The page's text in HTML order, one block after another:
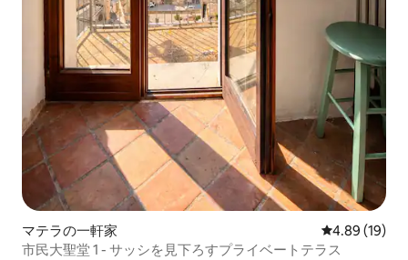
マテラの一軒家 レビュー19
4.89 (19)
市民大聖堂 1 - サッシを見下ろすプライベートテラス